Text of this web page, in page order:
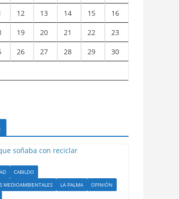
12 13 14 15 16
19 20 21 22 23
26 27 28 29 30
CABILDO
MEDIOAMBIENTALES
LA PALMA
OPINIÓN